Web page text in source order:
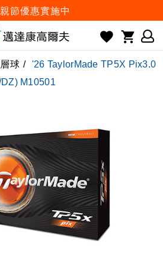
節優惠實施中
康盃 開始受理報名
信來路不明連結及優惠
店Friends Screen模擬器
滿 $2000 享免運
Father's Day
節優惠實施中
康盃 開始受理報名
免費試打日程 已公佈!
信來路不明連結及優惠
球 /
'26 TaylorMade TP5X Pix3.0
M10501